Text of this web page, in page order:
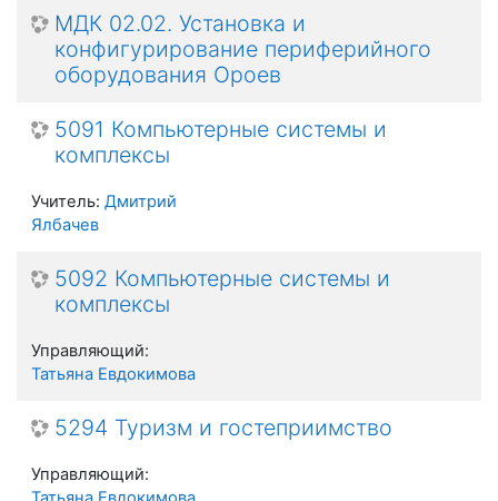
МДК 02.02. Установка и
конфигурирование периферийного
оборудования Ороев
5091 Компьютерные системы и
комплексы
Учитель: Дмитрий
Ялбачев
5092 Компьютерные системы и
комплексы
Управляющий:
Татьяна Евдокимова
5294 Туризм и гостеприимство
Управляющий: